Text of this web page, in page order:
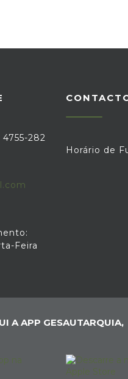
282
Feira
Horário de
A APP GESAUTARQUIA,